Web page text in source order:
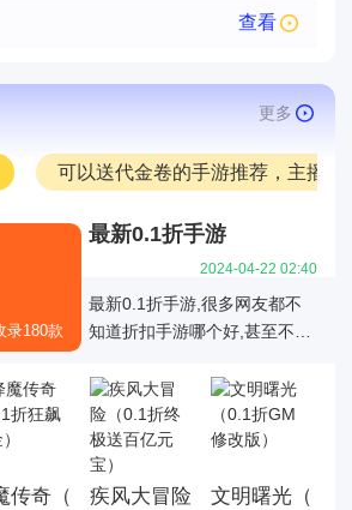
查看
更多
可以送代金卷的手游推荐，主播推
录180款
最新0.1折手游
2024-04-22 02:40
最新0.1折手游,很多网友都不
知道折扣手游哪个好,甚至不知
游，也不知道有哪些0.1折手游
是值得我们去玩的,今天白菜就
为大家带来好玩的0.1折手机游
戏大全,这里面的游戏统统充值
都是0.1折，游戏上线就送首
礼）
传奇（0.1折狂飙打金）
疾风大冒险（0.1折终极送百
文明曙光（0.1